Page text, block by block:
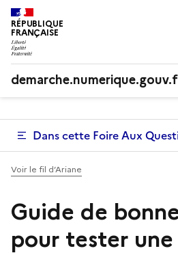
RÉPUBLIQUE
FRANÇAISE
Dans cette Foire Aux
Voir le fil d’Ariane
Guide de
pour tester